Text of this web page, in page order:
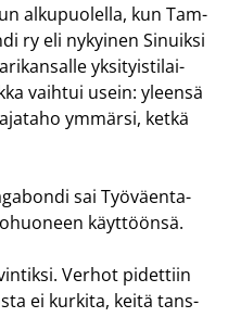
al­ku­puo­lel­la, kun Tam­
ry eli ny­kyi­nen Si­nuik­si
yk­si­tyis­ti­lai­
vaih­tui usein: yleen­sä
ym­mär­si, ketkä
sai Työ­väen­ta­
käyt­töön­sä.
Ver­hot pi­det­tiin
ei kur­ki­ta, keitä tans­